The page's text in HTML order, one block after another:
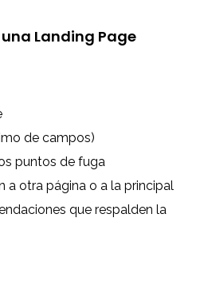
Landing Page
de campos)
puntos de fuga
a otra página o a la principal
que respalden la